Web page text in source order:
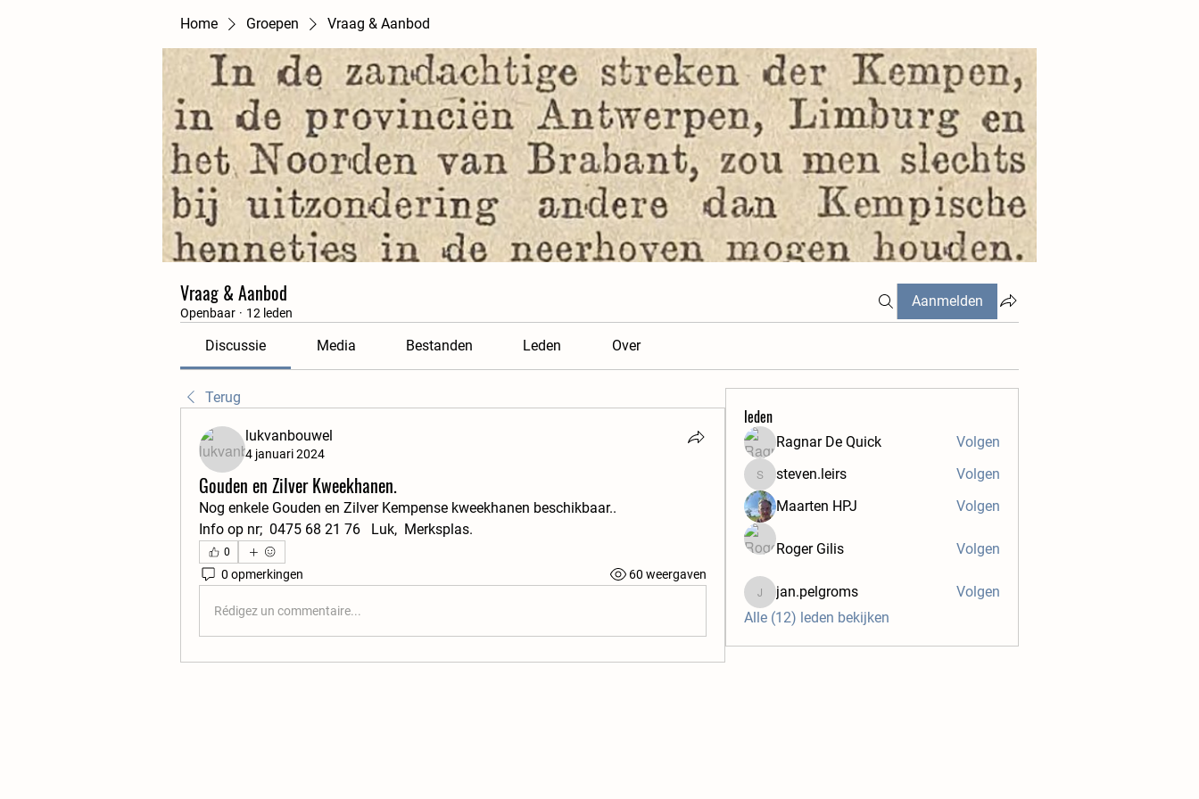
Home Groepen Vraag & Aanbod
Vraag & Aanbod
Openbaar · 12 leden
Aanmelden
Discussie Media Bestanden Leden Over
Terug
lukvanbouwel
4 januari 2024
Gouden en Zilver Kweekhanen.
Nog enkele Gouden en Zilver Kempense kweekhanen beschikbaar..
Info op nr;  0475 68 21 76   Luk,  Merksplas.
0
0 opmerkingen 60 weergaven
Rédigez un commentaire...
leden
Ragnar De Quick Volgen
steven.leirs
steven.leirs
Volgen
Maarten HPJ
Volgen
Roger Gilis Volgen
jan.pelgroms
jan.pelgroms
Volgen
Alle (12) leden bekijken